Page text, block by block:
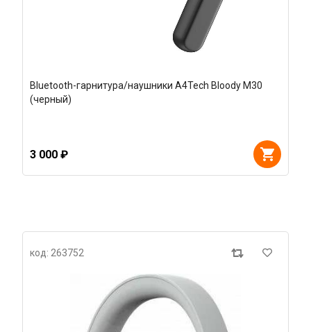
Bluetooth-гарнитура/наушники A4Tech Bloody M30
(черный)
3 000 ₽
код: 263752